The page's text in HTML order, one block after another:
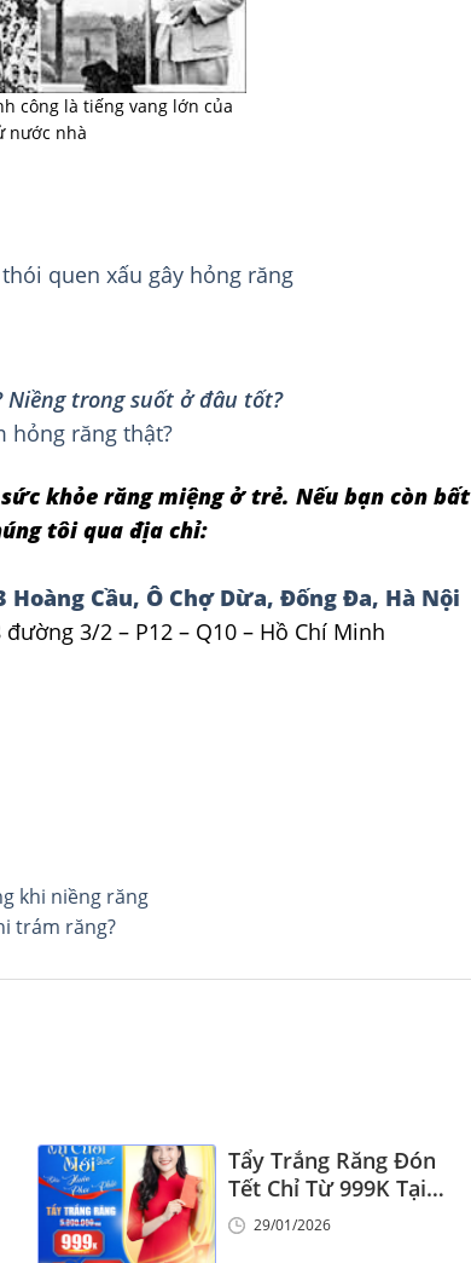
công là tiếng vang lớn của
nước nhà
quen xấu gây hỏng răng
Niềng trong suốt ở đâu tốt?
hỏng răng thật?
khỏe răng miệng ở trẻ. Nếu bạn còn bất
tôi qua địa chỉ:
Cầu, Ô Chợ Dừa, Đống Đa, Hà Nội
3/2 – P12 – Q10 – Hồ Chí Minh
khi niềng răng
trám răng?
Tẩy Trắng Răng Đón
Tết Chỉ Từ 999K Tại
Nha Khoa Vinalign
29/01/2026